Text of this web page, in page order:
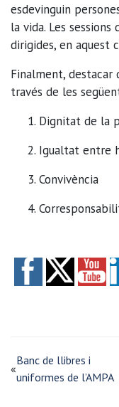
esdevinguin
la vida. Les
dirigides, en aquest
Finalment, destacar
través de les
Dignitat de la
Igualtat entre
Convivència
«
Banc de llibres i
uniformes de l’AMPA